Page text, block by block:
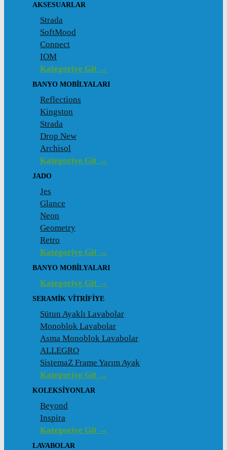
AKSESUARLAR
Strada
SoftMood
Connect
IOM
Kategoriye Git →
BANYO MOBILYALARI
Reflections
Kingston
Strada
Drop New
Archisol
Kategoriye Git →
JADO
Jes
Glance
Neon
Geometry
Retro
Kategoriye Git →
BANYO MOBILYALARI
Kategoriye Git →
SERAMIK VITRIFIYE
Sütun Ayaklı Lavabolar
Monoblok Lavabolar
Asma Monoblok Lavabolar
ALLEGRO
SistemaZ Frame Yarım Ayak
Kategoriye Git →
KOLEKSİYONLAR
Beyond
Inspira
Kategoriye Git →
LAVABOLAR